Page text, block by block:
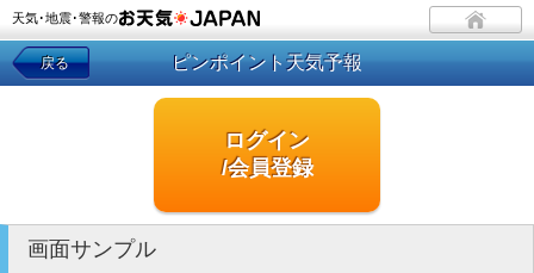
天気･地震･警報の
戻る ピンポイント天気予報
ログイン
/会員登録
画面サンプル